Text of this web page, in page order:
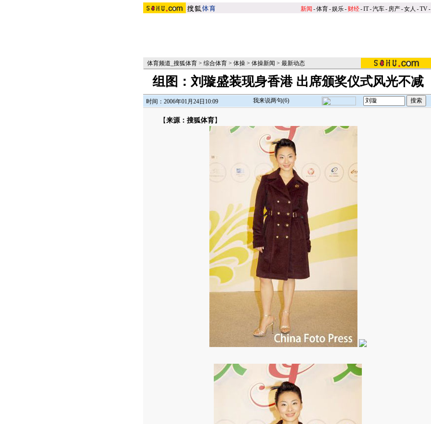
新闻 -体育-娱乐- 财经-IT-汽车- 房产-女人 -TV-
体育频道_搜狐体育 > 综合体育 > 体操 > 体操新闻 > 最新动态
组图：刘璇盛装现身香港 出席颁奖仪式风光不减
时间：2006年01月24日10:09 我来说两句(6)
【来源：搜狐体育】